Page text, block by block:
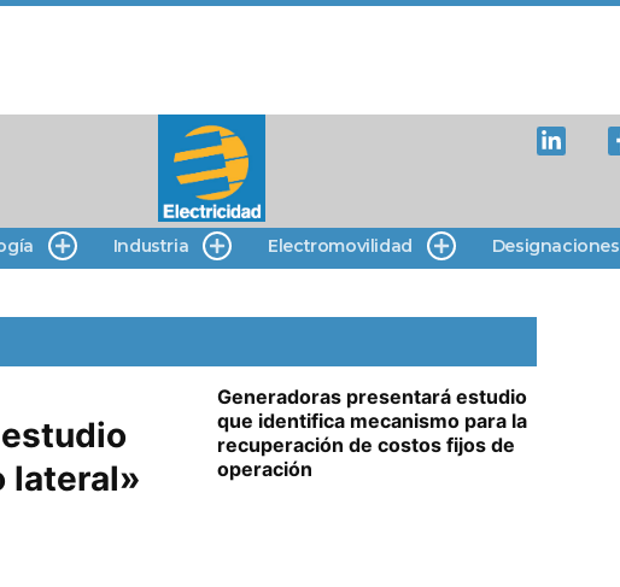
Industria Electromovilidad Designaciones
lateral»
Generadoras presentará estudio
que identifica mecanismo para la
recuperación de costos fijos de
operación